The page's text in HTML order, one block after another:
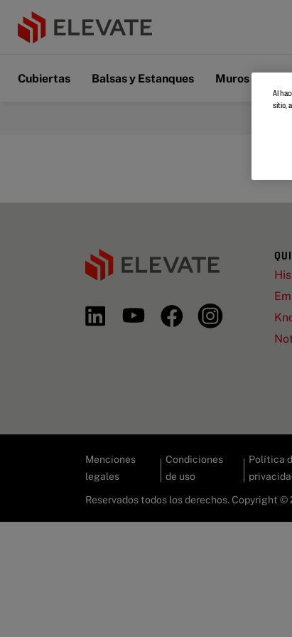
Cubiertas Balsas y Estanques Muros y pisos
Menciones
legales
Condiciones
de uso
Política
Reservados todos los derechos. Copyright ©
Al
sitio,